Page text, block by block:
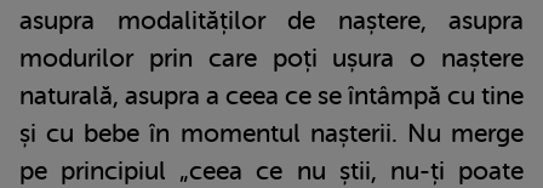
asupra modalităților de naștere, asupra
modurilor prin care poți ușura o naștere
naturală, asupra a ceea ce se întâmpă cu tine
și cu bebe în momentul nașterii. Nu merge
pe principiul „ceea ce nu știi, nu-ți poate